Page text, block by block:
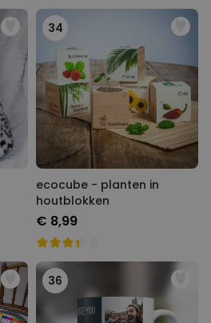
34
ecocube - planten in
houtblokken
€ 8,99
36